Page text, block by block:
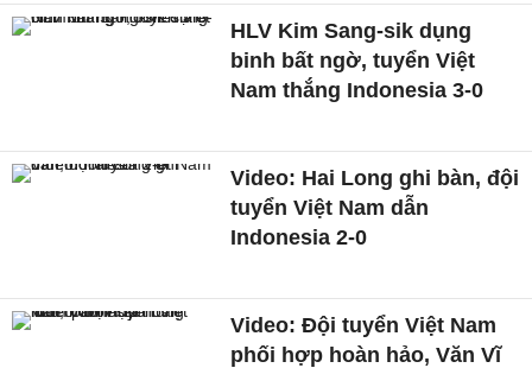
HLV Kim Sang-sik dụng
binh bất ngờ, tuyển Việt
Nam thắng Indonesia 3-0
Video: Hai Long ghi bàn, đội
tuyển Việt Nam dẫn
Indonesia 2-0
Video: Đội tuyển Việt Nam
phối hợp hoàn hảo, Văn Vĩ